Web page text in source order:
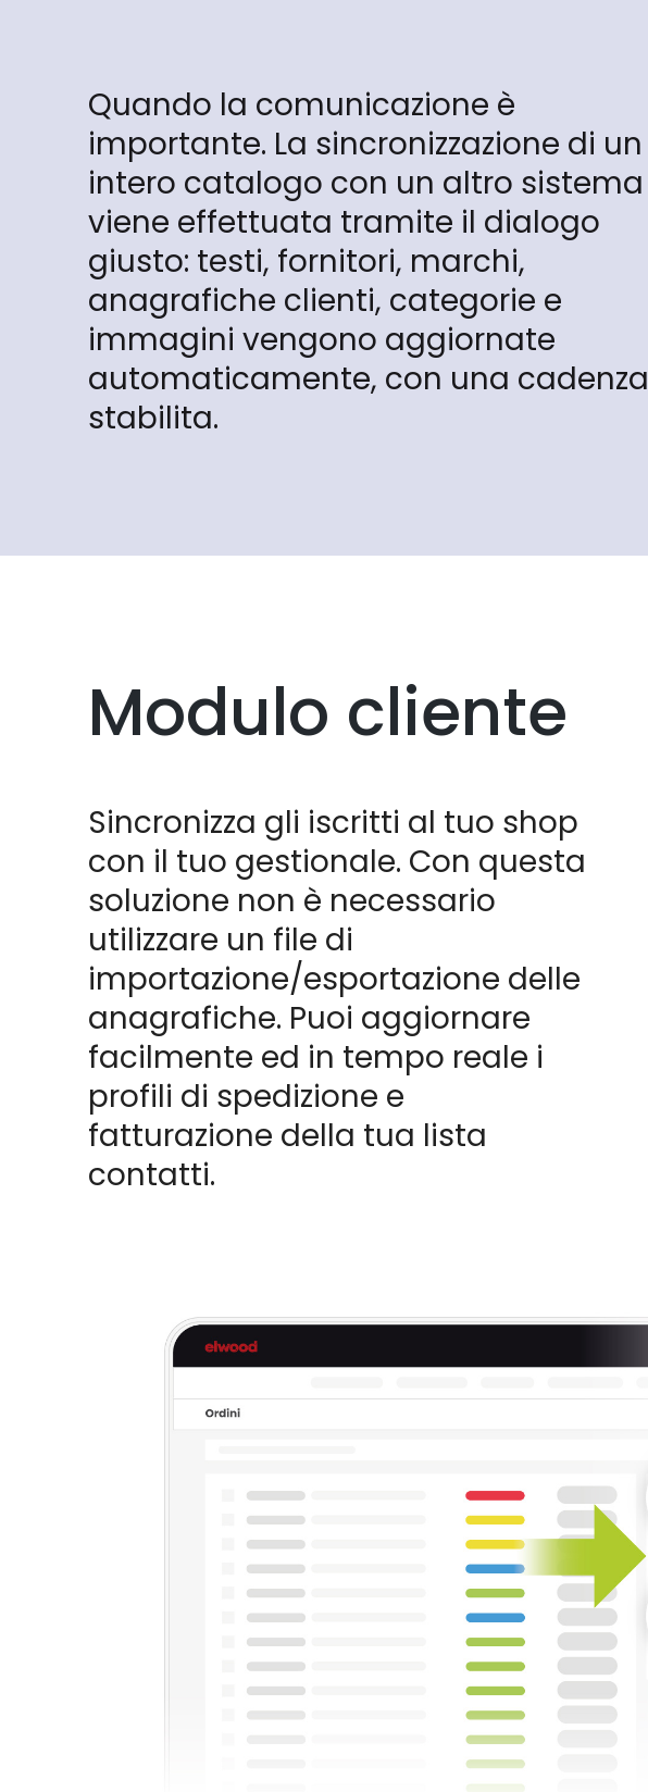
Quando la comunicazione è
importante. La sincronizzazione di un
intero catalogo con un altro sistema
viene effettuata tramite il dialogo
giusto: testi, fornitori, marchi,
anagrafiche clienti, categorie e
immagini vengono aggiornate
automaticamente, con una cadenza
stabilita.
Modulo cliente
Sincronizza gli iscritti al tuo shop
con il tuo gestionale. Con questa
soluzione non è necessario
utilizzare un file di
importazione/esportazione delle
anagrafiche. Puoi aggiornare
facilmente ed in tempo reale i
profili di spedizione e
fatturazione della tua lista
contatti.